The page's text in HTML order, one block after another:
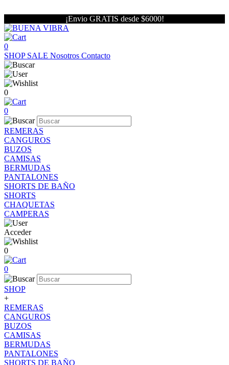
¡Envio GRATIS desde $6000!
0
SHOP SALE Nosotros Contacto
0
0
REMERAS
CANGUROS
BUZOS
CAMISAS
BERMUDAS
PANTALONES
SHORTS DE BAÑO
SHORTS
CHAQUETAS
CAMPERAS
Acceder
0
0
SHOP
+
REMERAS
CANGUROS
BUZOS
CAMISAS
BERMUDAS
PANTALONES
SHORTS DE BAÑO